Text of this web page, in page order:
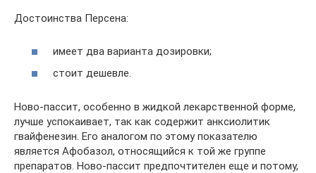
Достоинства Персена:
имеет два варианта дозировки;
стоит дешевле.
Ново-пассит, особенно в жидкой лекарственной форме,
лучше успокаивает, так как содержит анксиолитик
гвайфенезин. Его аналогом по этому показателю
является Афобазол, относящийся к той же группе
препаратов. Ново-пассит предпочтителен еще и потому,